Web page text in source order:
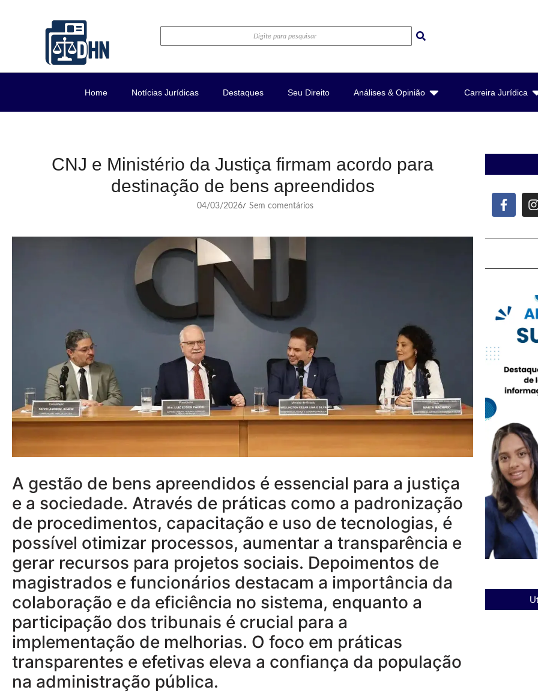
Home Notícias Jurídicas Destaques Seu Direito Análises & Opinião Carreira Jurídica
CNJ e Ministério da Justiça firmam acordo para
destinação de bens apreendidos
04/03/2026/ Sem comentários
A gestão de bens apreendidos é essencial para a justiça
e a sociedade. Através de práticas como a padronização
de procedimentos, capacitação e uso de tecnologias, é
possível otimizar processos, aumentar a transparência e
gerar recursos para projetos sociais. Depoimentos de
magistrados e funcionários destacam a importância da
colaboração e da eficiência no sistema, enquanto a
participação dos tribunais é crucial para a
implementação de melhorias. O foco em práticas
transparentes e efetivas eleva a confiança da população
na administração pública.